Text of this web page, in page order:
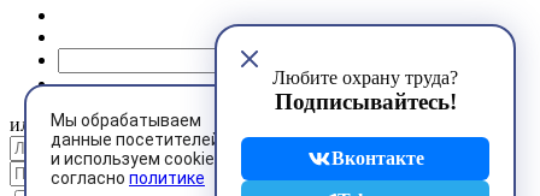
Мы обрабатываем
данные посетителей
и используем cookies
согласно политике
Любите охрану труда?
Подписывайтесь!
Вконтакте
или